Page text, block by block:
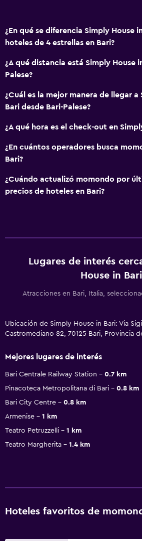
¿En qué se diferencia Simply House
hoteles de 4 estrellas en Bari?
¿A qué distancia está Simply House
Palese?
¿Cuál es la mejor manera de llegar a
Bari desde Bari-Palese?
¿A qué hora es el check-out en
¿En cuántos operadores busca
Bari?
¿Cuándo actualizó momondo por
precios de hoteles en Bari?
Lugares de interés
House in Bari
Atracciones en Bari, Italia,
Ubicación de Simply House in Bari: Via
Castromediano 82, 70125 Bari, Provincia
Mejores lugares de interés
Bari Centrale Railway Station
0.7 km
Pinacoteca Metropolitana di Bari
0.8 km
Bari City Centre
0.8 km
Armenise
1 km
Teatro Petruzzelli
1 km
Teatro Margherita
1.4 km
Hoteles favoritos de